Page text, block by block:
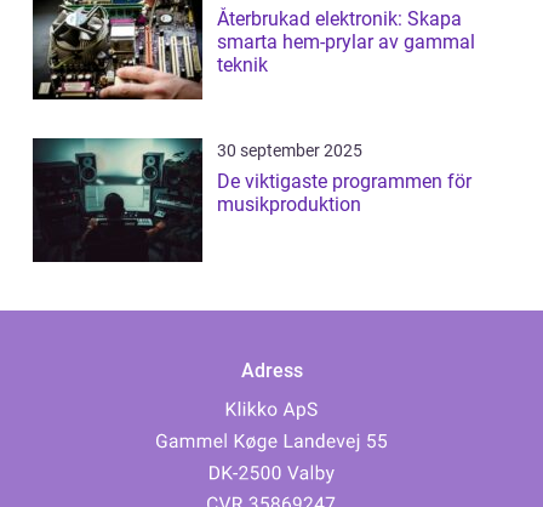
Återbrukad elektronik: Skapa
smarta hem-prylar av gammal
teknik
30 september 2025
De viktigaste programmen för
musikproduktion
Adress